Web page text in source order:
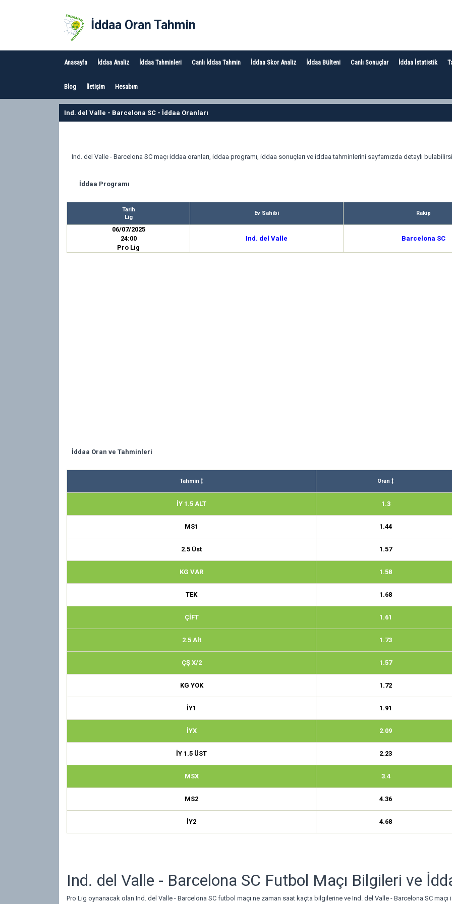
İddaa Oran Tahmin
Anasayfa İddaa Analiz İddaa Tahminleri Canlı İddaa Tahmin İddaa Skor Analiz İddaa Bülteni Canlı Sonuçlar İddaa İstatistik
Blog İletişim Hesabım
Ind. del Valle - Barcelona SC - İddaa Oranları
Ind. del Valle - Barcelona SC maçı iddaa oranları, iddaa programı, iddaa sonuçları ve iddaa tahminlerini sayfamızda detaylı
İddaa Programı
Tarih
Lig
Ev Sahibi Rakip
06/07/2025
24:00
Pro Lig
Ind. del Valle Barcelona SC
İddaa Oran ve Tahminleri
Tahmin Oran
İY 1.5 ALT 1.3
MS1 1.44
2.5 Üst 1.57
KG VAR 1.58
TEK 1.68
ÇİFT 1.61
2.5 Alt 1.73
ÇŞ X/2 1.57
KG YOK 1.72
İY1 1.91
İYX 2.09
İY 1.5 ÜST 2.23
MSX 3.4
MS2 4.36
İY2 4.68
Ind. del Valle - Barcelona SC Futbol Maçı Bilgileri ve
Pro Lig oynanacak olan Ind. del Valle - Barcelona SC futbol maçı ne zaman saat kaçta bilgilerine ve Ind. del Valle - Barcelona SC maçı